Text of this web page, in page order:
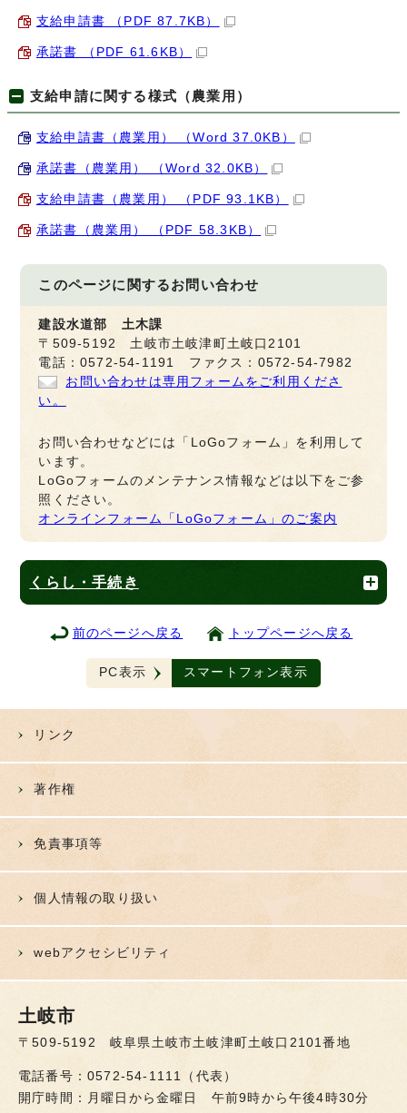
支給申請書 （PDF 87.7KB）
承諾書 （PDF 61.6KB）
支給申請に関する様式（農業用）
支給申請書（農業用） （Word 37.0KB）
承諾書（農業用） （Word 32.0KB）
支給申請書（農業用） （PDF 93.1KB）
承諾書（農業用） （PDF 58.3KB）
このページに関するお問い合わせ
建設水道部 土木課
〒509-5192 土岐市土岐津町土岐口2101
電話：0572-54-1191 ファクス：0572-54-7982
お問い合わせは専用フォームをご利用くださ
い。
お問い合わせなどには「LoGoフォーム」を利用して
います。
LoGoフォームのメンテナンス情報などは以下をご参
照ください。
オンラインフォーム「LoGoフォーム」のご案内
くらし・手続き
前のページへ戻る トップページへ戻る
PC表示 スマートフォン表示
リンク
著作権
免責事項等
個人情報の取り扱い
webアクセシビリティ
土岐市
〒509-5192 岐阜県土岐市土岐津町土岐口2101番地
電話番号：0572-54-1111（代表）
開庁時間：月曜日から金曜日 午前9時から午後4時30分